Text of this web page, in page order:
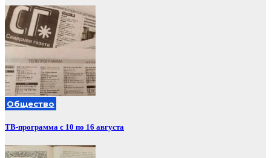
Общество
ТВ-программа с 10 по 16 августа